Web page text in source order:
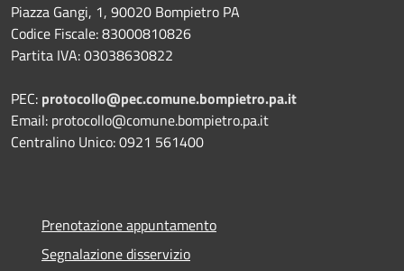
Piazza Gangi, 1, 90020 Bompietro PA
Codice Fiscale: 83000810826
Partita IVA: 03038630822
PEC: protocollo@pec.comune.bompietro.pa.it
Email: protocollo@comune.bompietro.pa.it
Centralino Unico: 0921 561400
Prenotazione appuntamento
Segnalazione disservizio